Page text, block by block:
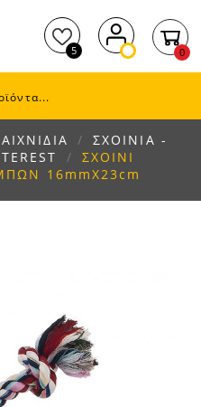
5 0
ΣΧΟΙΝΙΑ -
ΣΧΟΙΝΙ
16mmX23cm